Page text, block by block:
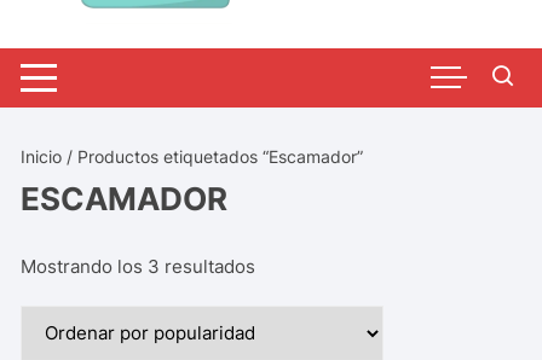
Inicio / Productos etiquetados “Escamador”
ESCAMADOR
Mostrando los 3 resultados